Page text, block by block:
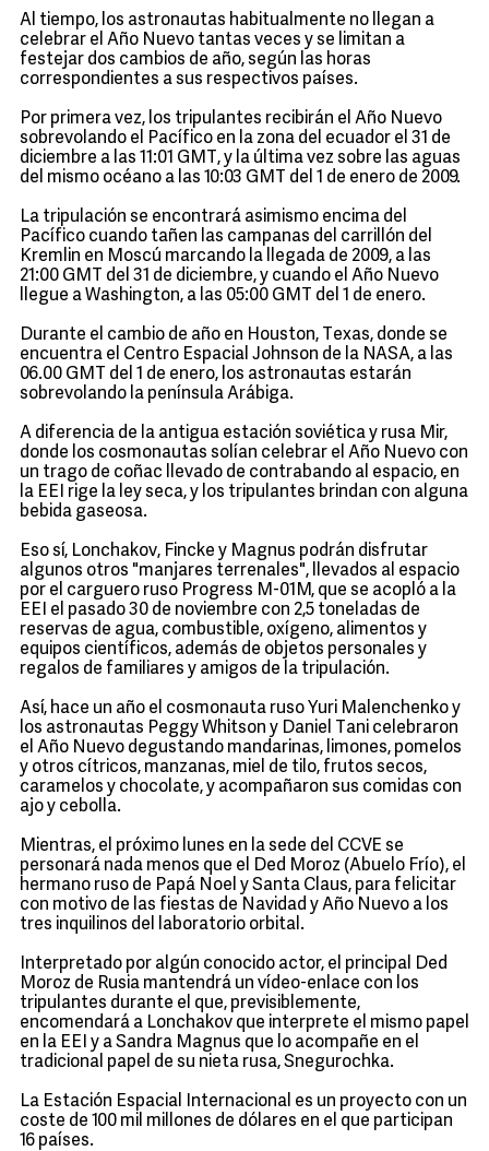
Al tiempo, los astronautas habitualmente no llegan a
celebrar el Año Nuevo tantas veces y se limitan a
festejar dos cambios de año, según las horas
correspondientes a sus respectivos países.
Por primera vez, los tripulantes recibirán el Año Nuevo
sobrevolando el Pacífico en la zona del ecuador el 31 de
diciembre a las 11:01 GMT, y la última vez sobre las aguas
del mismo océano a las 10:03 GMT del 1 de enero de 2009.
La tripulación se encontrará asimismo encima del
Pacífico cuando tañen las campanas del carrillón del
Kremlin en Moscú marcando la llegada de 2009, a las
21:00 GMT del 31 de diciembre, y cuando el Año Nuevo
llegue a Washington, a las 05:00 GMT del 1 de enero.
Durante el cambio de año en Houston, Texas, donde se
encuentra el Centro Espacial Johnson de la NASA, a las
06.00 GMT del 1 de enero, los astronautas estarán
sobrevolando la península Arábiga.
A diferencia de la antigua estación soviética y rusa Mir,
donde los cosmonautas solían celebrar el Año Nuevo con
un trago de coñac llevado de contrabando al espacio, en
la EEI rige la ley seca, y los tripulantes brindan con alguna
bebida gaseosa.
Eso sí, Lonchakov, Fincke y Magnus podrán disfrutar
algunos otros "manjares terrenales", llevados al espacio
por el carguero ruso Progress M-01M, que se acopló a la
EEI el pasado 30 de noviembre con 2,5 toneladas de
reservas de agua, combustible, oxígeno, alimentos y
equipos científicos, además de objetos personales y
regalos de familiares y amigos de la tripulación.
Así, hace un año el cosmonauta ruso Yuri Malenchenko y
los astronautas Peggy Whitson y Daniel Tani celebraron
el Año Nuevo degustando mandarinas, limones, pomelos
y otros cítricos, manzanas, miel de tilo, frutos secos,
caramelos y chocolate, y acompañaron sus comidas con
ajo y cebolla.
Mientras, el próximo lunes en la sede del CCVE se
personará nada menos que el Ded Moroz (Abuelo Frío), el
hermano ruso de Papá Noel y Santa Claus, para felicitar
con motivo de las fiestas de Navidad y Año Nuevo a los
tres inquilinos del laboratorio orbital.
Interpretado por algún conocido actor, el principal Ded
Moroz de Rusia mantendrá un vídeo-enlace con los
tripulantes durante el que, previsiblemente,
encomendará a Lonchakov que interprete el mismo papel
en la EEI y a Sandra Magnus que lo acompañe en el
tradicional papel de su nieta rusa, Snegurochka.
La Estación Espacial Internacional es un proyecto con un
coste de 100 mil millones de dólares en el que participan
16 países.